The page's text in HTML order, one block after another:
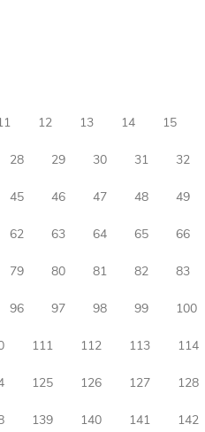
12 13 14 15
28 29 30 31 32
45 46 47 48 49
62 63 64 65 66
79 80 81 82 83
96 97 98 99 100
111 112 113 114
125 126 127 128
139 140 141 142